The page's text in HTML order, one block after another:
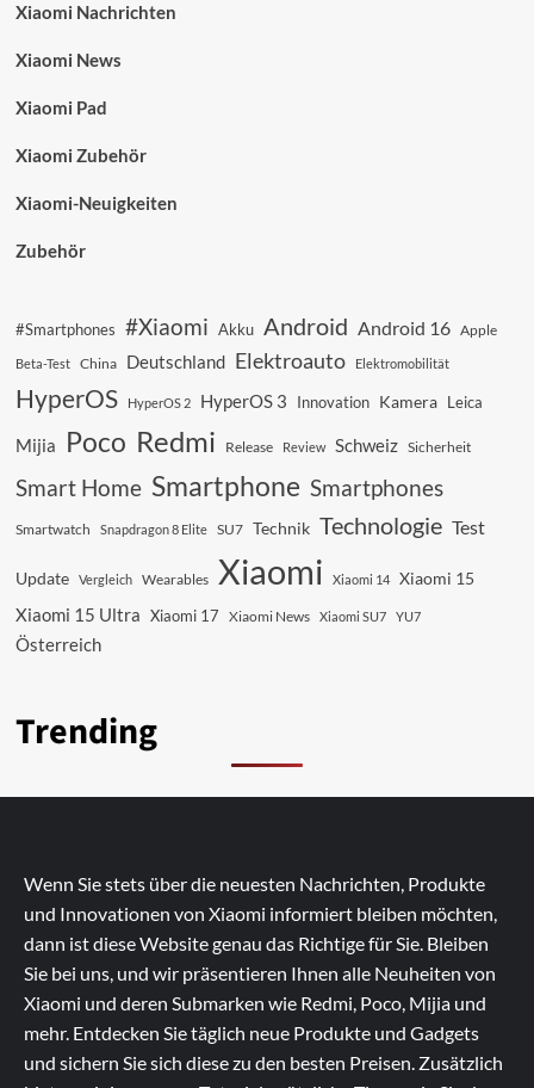
Xiaomi Nachrichten
Xiaomi News
Xiaomi Pad
Xiaomi Zubehör
Xiaomi-Neuigkeiten
Zubehör
#Smartphones #Xiaomi Akku Android Android 16 Apple
Beta-Test China Deutschland Elektroauto Elektromobilität
HyperOS HyperOS 2 HyperOS 3 Innovation Kamera Leica
Mijia Poco Redmi Release Review Schweiz Sicherheit
Smart Home Smartphone Smartphones
Smartwatch Snapdragon 8 Elite SU7 Technik Technologie Test
Update Vergleich Wearables Xiaomi Xiaomi 14 Xiaomi 15
Xiaomi 15 Ultra Xiaomi 17 Xiaomi News Xiaomi SU7 YU7
Österreich
Trending
Wenn Sie stets über die neuesten Nachrichten, Produkte
und Innovationen von Xiaomi informiert bleiben möchten,
dann ist diese Website genau das Richtige für Sie. Bleiben
Sie bei uns, und wir präsentieren Ihnen alle Neuheiten von
Xiaomi und deren Submarken wie Redmi, Poco, Mijia und
mehr. Entdecken Sie täglich neue Produkte und Gadgets
und sichern Sie sich diese zu den besten Preisen. Zusätzlich